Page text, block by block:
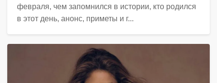
февраля, чем запомнился в истории, кто родился
в этот день, анонс, приметы и г...